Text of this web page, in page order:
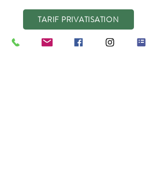
TARIF PRIVATISATION
JE DEMANDE UN DEVIS